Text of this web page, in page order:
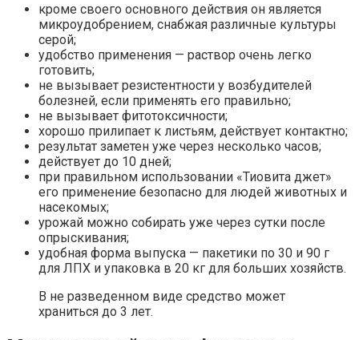
кроме своего основного действия он является
микроудобрением, снабжая различные культуры
серой;
удобство применения — раствор очень легко
готовить;
не вызывает резистентности у возбудителей
болезней, если применять его правильно;
не вызывает фитотоксичности;
хорошо прилипает к листьям, действует контактно;
результат заметен уже через несколько часов;
действует до 10 дней;
при правильном использовании «Тиовита джет»
его применение безопасно для людей животных и
насекомых;
урожай можно собирать уже через сутки после
опрыскивания;
удобная форма выпуска — пакетики по 30 и 90 г
для ЛПХ и упаковка в 20 кг для больших хозяйств.
В не разведенном виде средство может
храниться до 3 лет.